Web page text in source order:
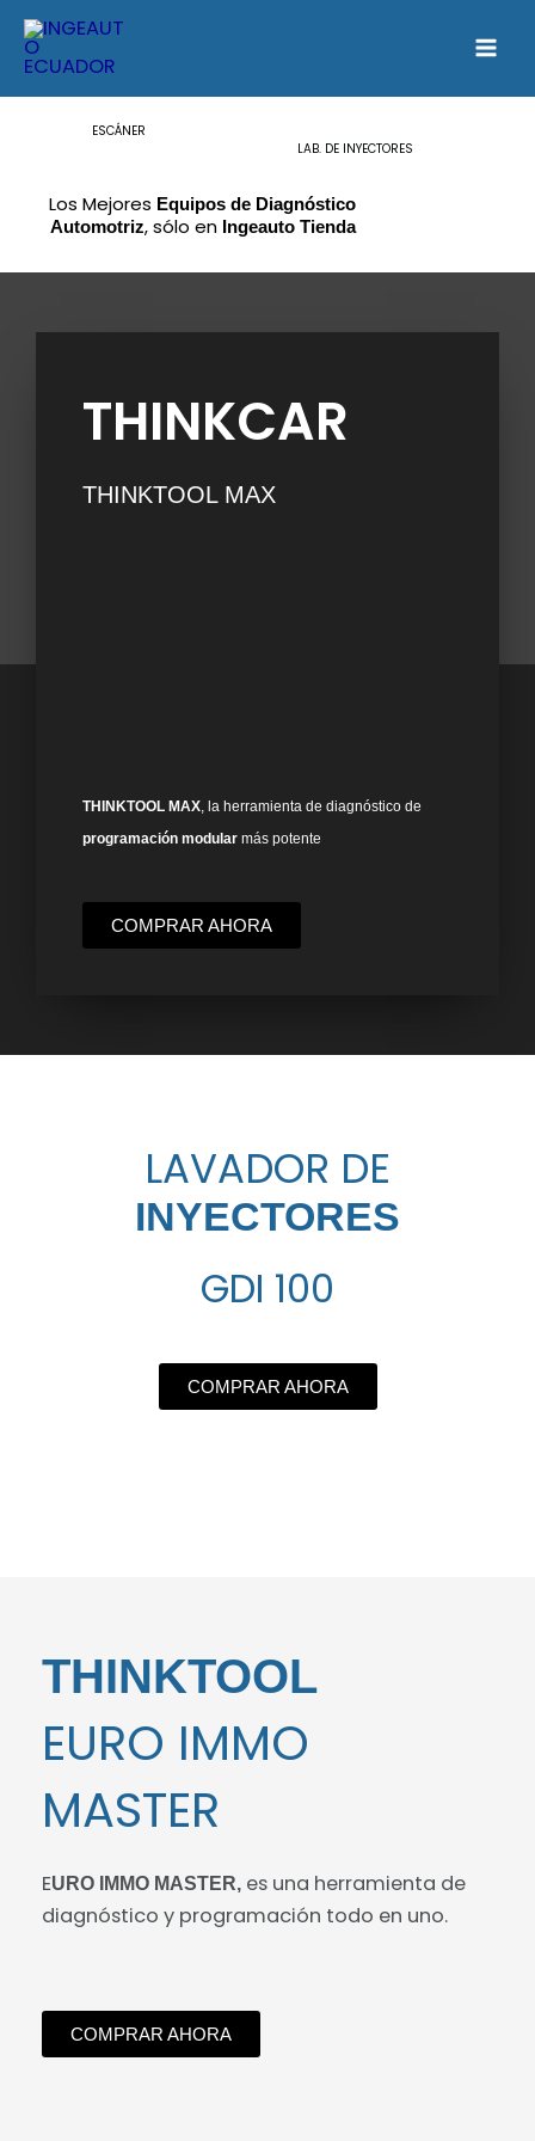
Skip
content
ESCÁNER
LAB. DE INYECTORES
Los Mejores Equipos de Diagnóstico
Automotriz, sólo enIngeauto Tienda
THINKCAR
THINKTOOL MAX
THINKTOOL MAX, la herramienta de diagnóstico de
programación modularmás potente
COMPRAR AHORA
LAVADOR DE
INYECTORES
GDI 100
COMPRAR AHORA
THINKTOOL
EURO IMMO
MASTER
EURO IMMO MASTER, es una herramienta de
diagnóstico y programación todo en uno.
COMPRAR AHORA